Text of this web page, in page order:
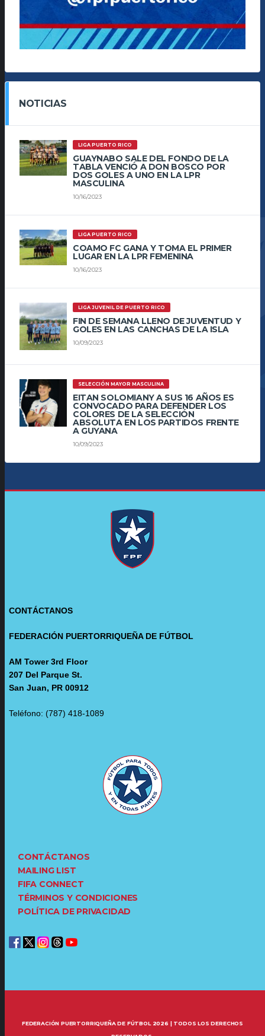
NOTICIAS
LIGA PUERTO RICO
GUAYNABO SALE DEL FONDO DE LA
TABLA VENCIÓ A DON BOSCO POR
DOS GOLES A UNO EN LA LPR
MASCULINA
10/16/2023
LIGA PUERTO RICO
COAMO FC GANA Y TOMA EL PRIMER
LUGAR EN LA LPR FEMENINA
10/16/2023
LIGA JUVENIL DE PUERTO RICO
FIN DE SEMANA LLENO DE JUVENTUD Y
GOLES EN LAS CANCHAS DE LA ISLA
10/09/2023
SELECCIÓN MAYOR MASCULINA
EITAN SOLOMIANY A SUS 16 AÑOS ES
CONVOCADO PARA DEFENDER LOS
COLORES DE LA SELECCIÓN
ABSOLUTA EN LOS PARTIDOS FRENTE
A GUYANA
10/09/2023
CONTÁCTANOS
FEDERACIÓN PUERTORRIQUEÑA DE FÚTBOL
AM Tower 3rd Floor
207 Del Parque St.
San Juan, PR 00912
Teléfono: (787) 418-1089
CONTÁCTANOS
MAILING LIST
FIFA CONNECT
TÉRMINOS Y CONDICIONES
POLÍTICA DE PRIVACIDAD
FEDERACIÓN PUERTORRIQUEÑA DE FÚTBOL 2026 | TODOS LOS DERECHOS